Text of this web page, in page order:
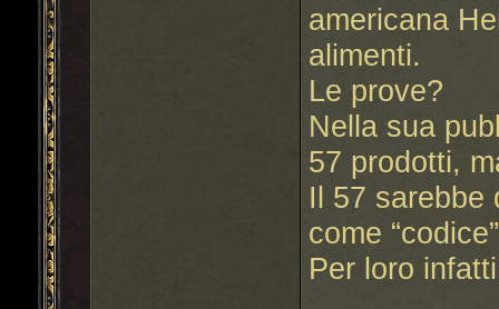
americana
alimenti.
Le prove?
Nella sua
57 prodotti,
Il 57 sarebbe
come
Per loro